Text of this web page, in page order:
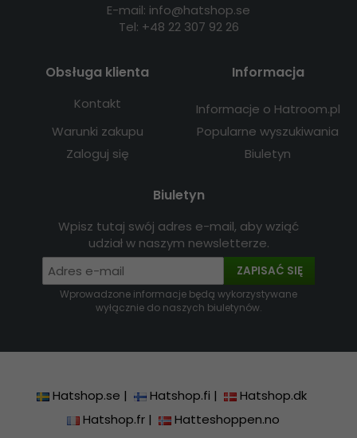
E-mail: info@hatshop.se
Tel: +48 22 307 92 26
Obsługa klienta
Kontakt
Warunki zakupu
Zaloguj się
Informacja
Informacje o Hatroom.pl
Popularne wyszukiwania
Biuletyn
Biuletyn
Wpisz tutaj swój adres e-mail, aby wziąć
udział w naszym newsletterze.
ZAPISAĆ SIĘ
Wprowadzone informacje będą wykorzystywane
wyłącznie do naszych biuletynów.
Hatshop.se | Hatshop.fi |
Hatshop.dk
Hatshop.fr|
Hatteshoppen.no